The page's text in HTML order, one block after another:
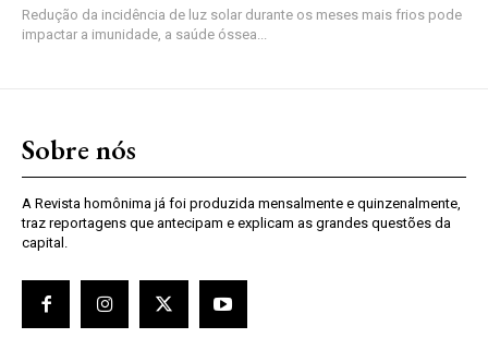
Redução da incidência de luz solar durante os meses mais frios pode
impactar a imunidade, a saúde óssea...
Sobre nós
A Revista homônima já foi produzida mensalmente e quinzenalmente,
traz reportagens que antecipam e explicam as grandes questões da
capital.